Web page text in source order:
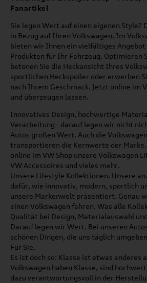
Fanartikel
Sie legen Wert auf einen eigenen Style?
in Bezug auf Ihren Volkswagen. Im
bieten wir Ihnen ein vielfältiges Angebot
Produkten für Ihr Fahrzeug. Optimieren
betonen Sie die Heckansicht Ihres
sportlichen Heckspoiler oder erwerben
nach Ihrem Geschmack. Jetzt online im
und überzeugen lassen.
Innovatives Design, hochwertige
Verarbeitung - darauf legen wir nicht
Autos großen Wert. Auch die
transportieren die Kernwerte der Marke.
online im VW Shop unsere Volkswagen
VW Accessoires und vieles mehr.
Unsere Lifestyle Kollektionen. Unsere
dafür, wie innovativ, modern, sportlich
unsere Markenwelt präsentiert. Genau
einen Volkswagen fahren. Was alle
Qualität bei Design, Materialauswahl
Darauf legen wir Wert. Bei unseren
schönen Dingen, die uns täglich
Für Sie.
Es ist doch so: Klasse ist etwas anderes
Volkswagen haben Klasse, sind
dazu verantwortungsvoll in der